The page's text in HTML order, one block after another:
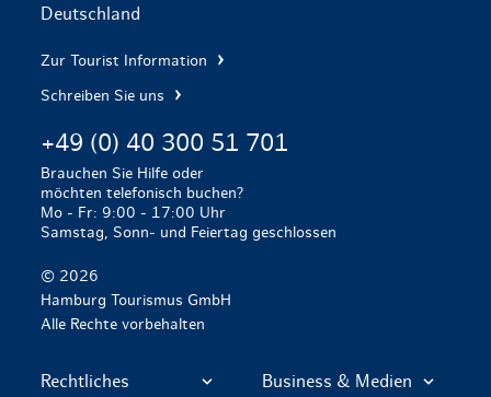
Deutschland
Zur Tourist Information
Schreiben Sie uns
+49 (0) 40 300 51 701
Brauchen Sie Hilfe oder
möchten telefonisch buchen?
Mo - Fr: 9:00 - 17:00 Uhr
Samstag, Sonn- und Feiertag geschlossen
© 2026
Hamburg Tourismus GmbH
Alle Rechte vorbehalten
Rechtliches Business & Medien